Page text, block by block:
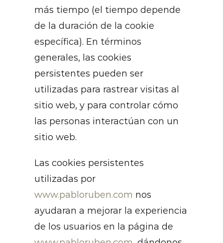
más tiempo (el tiempo depende
de la duración de la cookie
específica). En términos
generales, las cookies
persistentes pueden ser
utilizadas para rastrear visitas al
sitio web, y para controlar cómo
las personas interactúan con un
sitio web.
Las cookies persistentes
utilizadas por
www.pabloruben.com nos
ayudaran a mejorar la experiencia
de los usuarios en la página de